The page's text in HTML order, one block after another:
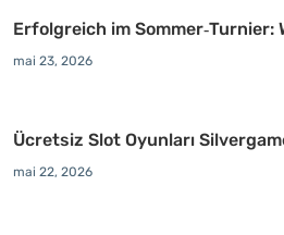
Erfolgreich im Sommer‑Turnier:
mai 23, 2026
Ücretsiz Slot Oyunları
mai 22, 2026